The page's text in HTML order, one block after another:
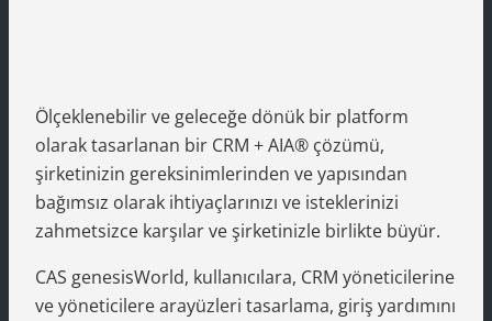
Ölçeklenebilir ve geleceğe dönük bir platform
olarak tasarlanan bir CRM + AIA® çözümü,
şirketinizin gereksinimlerinden ve yapısından
bağımsız olarak ihtiyaçlarınızı ve isteklerinizi
zahmetsizce karşılar ve şirketinizle birlikte büyür.
CAS genesisWorld, kullanıcılara, CRM yöneticilerine
ve yöneticilere arayüzleri tasarlama, giriş yardımını